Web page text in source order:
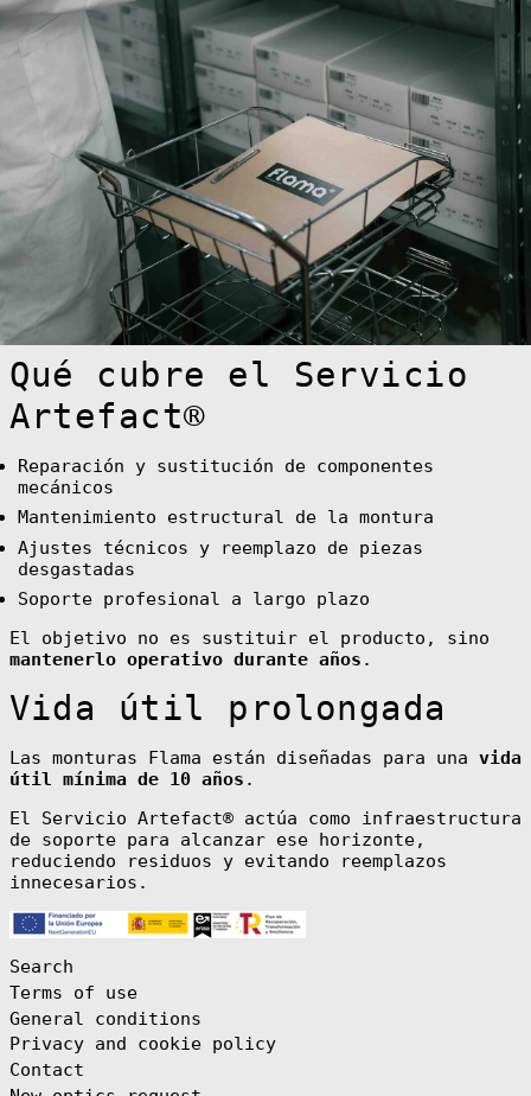
Qué cubre el Servicio
Artefact®
Reparación y sustitución de componentes
mecánicos
Mantenimiento estructural de la montura
Ajustes técnicos y reemplazo de piezas
desgastadas
Soporte profesional a largo plazo
El objetivo no es sustituir el producto, sino
mantenerlo operativo durante años .
Vida útil prolongada
Las monturas Flama están diseñadas para una vida
útil mínima de 10 años .
El Servicio Artefact® actúa como infraestructura
de soporte para alcanzar ese horizonte,
reduciendo residuos y evitando reemplazos
innecesarios.
Search
Terms of use
General conditions
Privacy and cookie policy
Contact
Belarus (EUR €)
Belgium (EUR €)
Benin (XOF Fr)
Bermuda (USD $)
Bhutan (EUR €)
Bolivia (BOB
Bs.)
Bosnia &
Herzegovina
(BAM КМ)
Botswana (BWP
P)
Bouvet Island
(EUR €)
Brazil (EUR €)
(USD $)
Bulgaria (EUR
€)
Burundi (BIF
Fr)
Cambodia (KHR
៛)
CFA)
Canada (CAD $)
Cape Verde (CVE
Caribbean
(USD $)
Cayman Islands
(KYD $)
CFA)
Chad (XAF CFA)
Chile (EUR €)